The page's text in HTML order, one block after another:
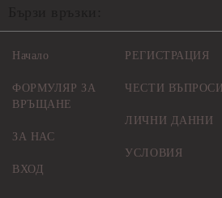
Начало
ФОРМУЛЯР ЗА
ВРЪЩАНЕ
ЗА НАС
ВХОД
РЕГИСТРАЦИЯ
ЧЕСТИ ВЪПРОСИ
ЛИЧНИ ДАННИ
УСЛОВИЯ